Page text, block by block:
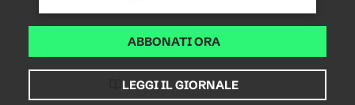
ABBONATI ORA
LEGGI IL GIORNALE